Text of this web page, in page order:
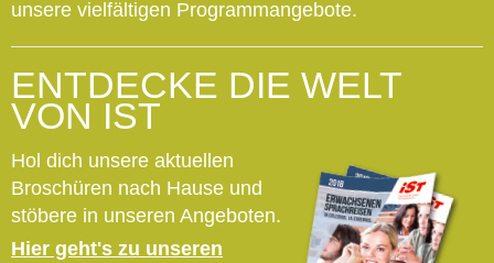
unsere vielfältigen Programmangebote.
ENTDECKE DIE WELT
VON IST
Hol dich unsere aktuellen
Broschüren nach Hause und
stöbere in unseren Angeboten.
Hier geht's zu unseren